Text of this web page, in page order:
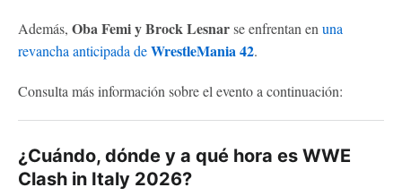
Además, Oba Femi y Brock Lesnarse enfrentan en una
revancha anticipada deWrestleMania 42.
Consulta más información sobre el evento a continuación:
¿Cuándo, dónde y a qué hora es WWE
Clash in Italy 2026?